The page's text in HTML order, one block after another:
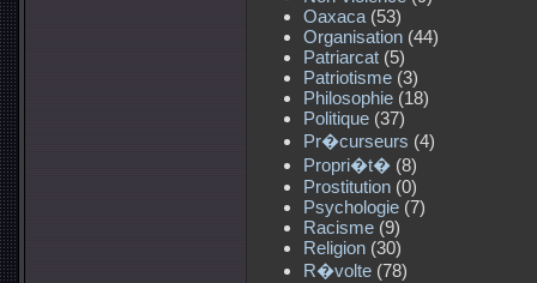
Oaxaca (53)
Organisation (44)
Patriarcat (5)
Patriotisme (3)
Philosophie (18)
Politique (37)
Pr�curseurs (4)
Propri�t� (8)
Prostitution (0)
Psychologie (7)
Racisme (9)
Religion (30)
R�volte (78)